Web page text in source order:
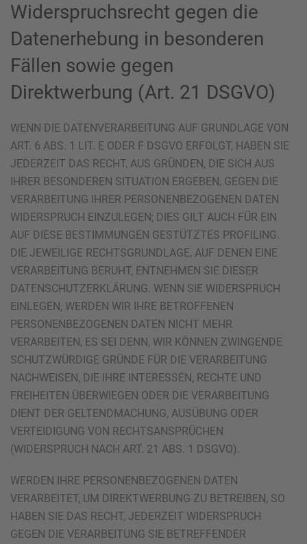
Widerspruchsrecht gegen die
Datenerhebung in besonderen
Fällen sowie gegen
Direktwerbung (Art. 21 DSGVO)
WENN DIE DATENVERARBEITUNG AUF GRUNDLAGE VON
ART. 6 ABS. 1 LIT. E ODER F DSGVO ERFOLGT, HABEN SIE
JEDERZEIT DAS RECHT, AUS GRÜNDEN, DIE SICH AUS
IHRER BESONDEREN SITUATION ERGEBEN, GEGEN DIE
VERARBEITUNG IHRER PERSONENBEZOGENEN DATEN
WIDERSPRUCH EINZULEGEN; DIES GILT AUCH FÜR EIN
AUF DIESE BESTIMMUNGEN GESTÜTZTES PROFILING.
DIE JEWEILIGE RECHTSGRUNDLAGE, AUF DENEN EINE
VERARBEITUNG BERUHT, ENTNEHMEN SIE DIESER
DATENSCHUTZERKLÄRUNG. WENN SIE WIDERSPRUCH
EINLEGEN, WERDEN WIR IHRE BETROFFENEN
PERSONENBEZOGENEN DATEN NICHT MEHR
VERARBEITEN, ES SEI DENN, WIR KÖNNEN ZWINGENDE
SCHUTZWÜRDIGE GRÜNDE FÜR DIE VERARBEITUNG
NACHWEISEN, DIE IHRE INTERESSEN, RECHTE UND
FREIHEITEN ÜBERWIEGEN ODER DIE VERARBEITUNG
DIENT DER GELTENDMACHUNG, AUSÜBUNG ODER
VERTEIDIGUNG VON RECHTSANSPRÜCHEN
(WIDERSPRUCH NACH ART. 21 ABS. 1 DSGVO).
WERDEN IHRE PERSONENBEZOGENEN DATEN
VERARBEITET, UM DIREKTWERBUNG ZU BETREIBEN, SO
HABEN SIE DAS RECHT, JEDERZEIT WIDERSPRUCH
GEGEN DIE VERARBEITUNG SIE BETREFFENDER